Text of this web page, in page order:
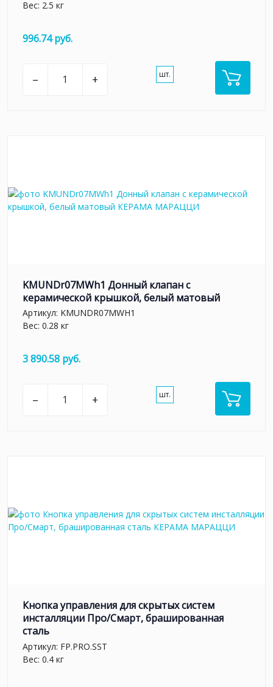
Вес: 2.5 кг
996.74 руб.
– + шт.
KMUNDr07MWh1 Донный клапан с
керамической крышкой, белый матовый
Артикул: KMUNDR07MWH1
Вес: 0.28 кг
3 890.58 руб.
– + шт.
Кнопка управления для скрытых систем
инсталляции Про/Смарт, брашированная
сталь
Артикул: FP.PRO.SST
Вес: 0.4 кг